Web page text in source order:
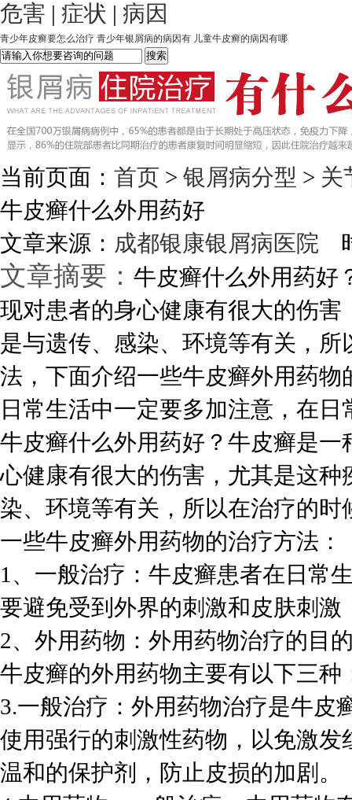
危害 | 症状 | 病因
青少年皮癣要怎么治疗 青少年银屑病的病因有 儿童牛皮癣的病因有哪
当前页面： 首页 > 银屑病分型 > 关
牛皮癣什么外用药好
文章来源： 成都银康银屑病医院
文章摘要： 牛皮癣什么外用药好
现对患者的身心健康有很大的伤
是与遗传、感染、环境等有关，
法，下面介绍一些牛皮癣外用药
日常生活中一定要多加注意，在日
牛皮癣什么外用药好？牛皮癣是
心健康有很大的伤害，尤其是这
染、环境等有关，所以在治疗的
一些牛皮癣外用药物的治疗方法：
1、一般治疗：牛皮癣患者在日常
要避免受到外界的刺激和皮肤刺
2、外用药物：外用药物治疗的目
牛皮癣的外用药物主要有以下三种
3.一般治疗：外用药物治疗是牛皮
使用强行的刺激性药物，以免激
温和的保护剂，防止皮损的加剧。